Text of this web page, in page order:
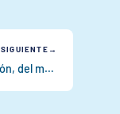
SIGUIENTE
Impulso de la vigilancia del entorno tecnológico, refuerzo de la internacionalización, del marketing y comunicación en el Instituto de Investigaciones Marinas